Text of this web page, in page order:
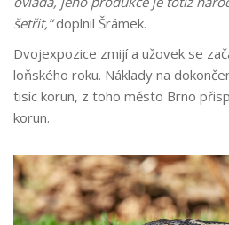
šetřit,“doplnil Šrámek.
Dvojexpozice zmijí a užovek se
loňského roku. Náklady na
tisíc korun, z toho město Brno
korun.